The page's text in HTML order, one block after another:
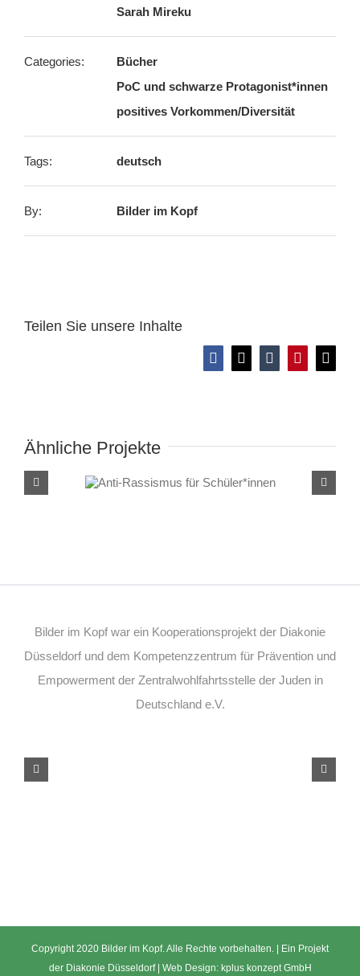
Sarah Mireku
Categories:
Bücher
PoC und schwarze Protagonist*innen
positives Vorkommen/Diversität
Tags: deutsch
By: Bilder im Kopf
Teilen Sie unsere Inhalte
Facebook
X TumblrPinterest
E-
Ähnliche ProjekteAnti-Rassismus für
Schüler*innen
Bilder im Kopf war ein Kooperationsprojekt der Diakonie
Düsseldorf und dem Kompetenzzentrum für Prävention und
Empowerment der Zentralwohlfahrtsstelle der Juden in
Deutschland e.V.
Copyright 2020 Bilder im Kopf. Alle Rechte vorbehalten. | Ein Projekt
der Diakonie Düsseldorf | Web Design: kplus konzept GmbH